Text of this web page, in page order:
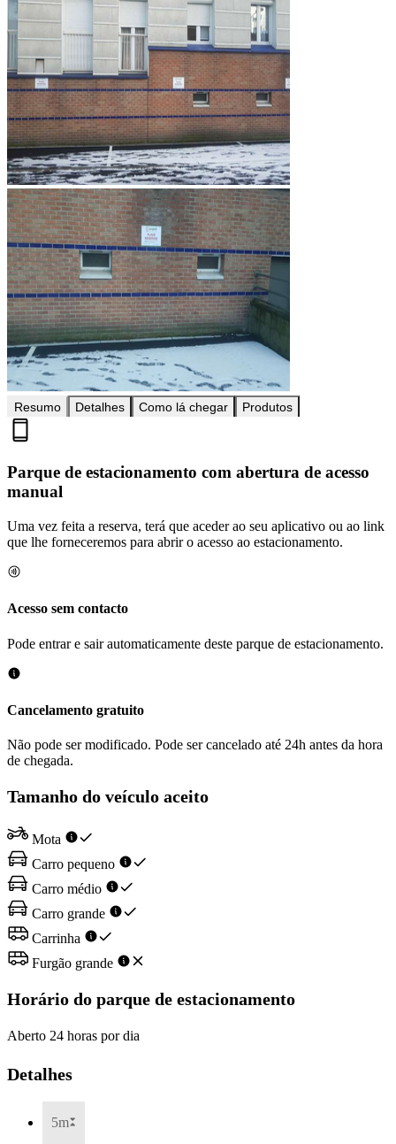
Resumo Detalhes Como lá chegar Produtos
Parque de estacionamento com abertura de acesso
manual
Uma vez feita a reserva, terá que aceder ao seu aplicativo ou ao link
que lhe forneceremos para abrir o acesso ao estacionamento.
Acesso sem contacto
Pode entrar e sair automaticamente deste parque de estacionamento.
Cancelamento gratuito
Não pode ser modificado. Pode ser cancelado até 24h antes da hora
de chegada.
Tamanho do veículo aceito
Mota
Carro pequeno
Carro médio
Carro grande
Carrinha
Furgão grande
Horário do parque de estacionamento
Aberto 24 horas por dia
Detalhes
5m